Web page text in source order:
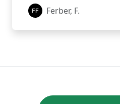
Ferber, F.